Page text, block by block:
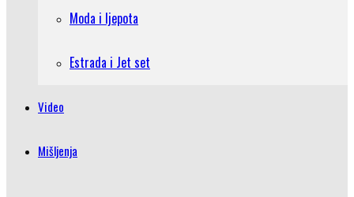
Moda i ljepota
Estrada i Jet set
Video
Mišljenja